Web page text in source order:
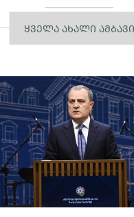
ᲧᲕᲔᲚᲐ ᲐᲮᲐᲚᲘ ᲐᲛᲑᲐᲕᲘ